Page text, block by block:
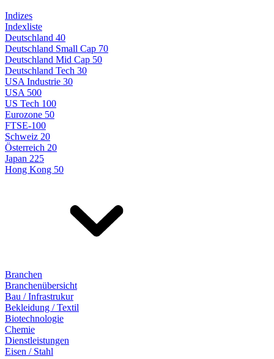
Indizes
Indexliste
Deutschland 40
Deutschland Small Cap 70
Deutschland Mid Cap 50
Deutschland Tech 30
USA Industrie 30
USA 500
US Tech 100
Eurozone 50
FTSE-100
Schweiz 20
Österreich 20
Japan 225
Hong Kong 50
Branchen
Branchenübersicht
Bau / Infrastrukur
Bekleidung / Textil
Biotechnologie
Chemie
Dienstleistungen
Eisen / Stahl